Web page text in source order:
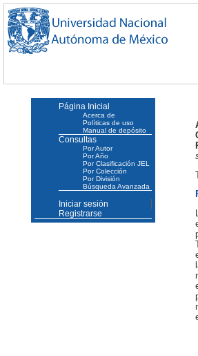
Página Inicial
Acerca de
Políticas de uso
Manual de depósito
Consultas
Por Autor
Por Año
Por Clasificación JEL
Por Colección
Por División
Búsqueda Avanzada
Iniciar sesión
Registrarse